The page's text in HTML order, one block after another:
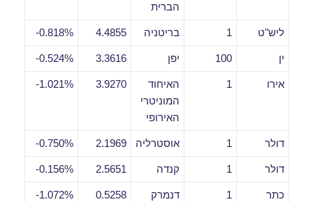
הברית
ליש"ט 1 בריטניה 4.4855
0.818%-
ין 100 יפן 3.3616
0.524%-
אירו 1
האיחוד
המוניטרי
האירופי
3.9270
1.021%-
דולר 1 אוסטרליה 2.1969
0.750%-
דולר 1 קנדה 2.5651
0.156%-
כתר 1 דנמרק 0.5258
1.072%-